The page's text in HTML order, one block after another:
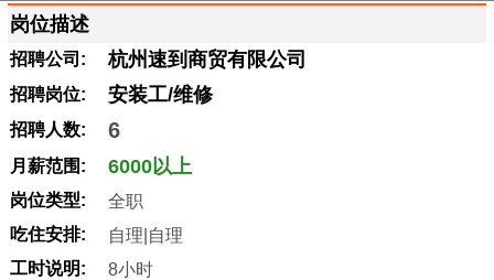
岗位描述
招聘公司: 杭州速到商贸有限公司
招聘岗位: 安装工/维修
招聘人数: 6
月薪范围: 6000以上
岗位类型:
全职
吃住安排:
自理|自理
工时说明:
8小时